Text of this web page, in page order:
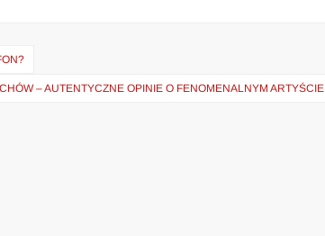
– AUTENTYCZNE OPINIE O FENOMENALNYM ARTYŚCIE